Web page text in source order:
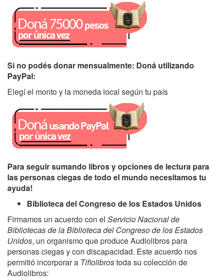
Si no podés donar mensualmente: Doná utilizando
PayPal:
Elegí el monto y la moneda local según tu país
Para seguir sumando libros y opciones de lectura para
las personas ciegas de todo el mundo necesitamos tu
ayuda!
Biblioteca del Congreso de los Estados Unidos
Firmamos un acuerdo con el Servicio Nacional de
Bibliotecas de la Biblioteca del Congreso de los Estados
Unidos, un organismo que produce Audiolibros para
personas ciegas y con discapacidad. Este acuerdo nos
permitió incorporar a Tiflolibrostoda su colección de
Audiolibros: